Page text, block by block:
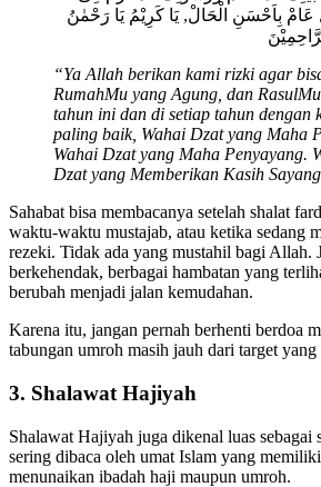
عَامْ بِاَحْسَنِ الْحَالْ, يَا كَرِيْمُ يَا رَحْمٰنُ
“Ya Allah berikan kami rizki agar
RumahMu yang Agung, dan
tahun ini dan di setiap tahun dengan
paling baik, Wahai Dzat yang Maha
Wahai Dzat yang Maha Penyayang.
Dzat yang Memberikan Kasih
Sahabat bisa membacanya setelah shalat
waktu-waktu mustajab, atau ketika sedang
rezeki. Tidak ada yang mustahil bagi Allah.
berkehendak, berbagai hambatan yang
berubah menjadi jalan kemudahan.
Karena itu, jangan pernah berhenti berdoa
tabungan umroh masih jauh dari target yang
3. Shalawat Hajiyah
Shalawat Hajiyah juga dikenal luas sebagai
sering dibaca oleh umat Islam yang
menunaikan ibadah haji maupun umroh.